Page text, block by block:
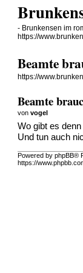
- Brunkensen im
https://
Beamte
https://
Beamte
vonvogel
Wo gibt es
Und tun auch
Powered by phpBB®
https://